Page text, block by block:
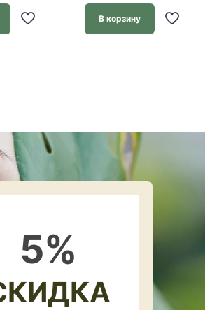
В корзину
5%